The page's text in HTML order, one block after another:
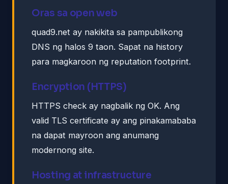
Oras sa open web
quad9.net ay nakikita sa pampublikong
DNS ng halos 9 taon. Sapat na history
para magkaroon ng reputation footprint.
Encryption (HTTPS)
HTTPS check ay nagbalik ng OK. Ang
valid TLS certificate ay ang pinakamababa
na dapat mayroon ang anumang
modernong site.
Hosting at infrastructure